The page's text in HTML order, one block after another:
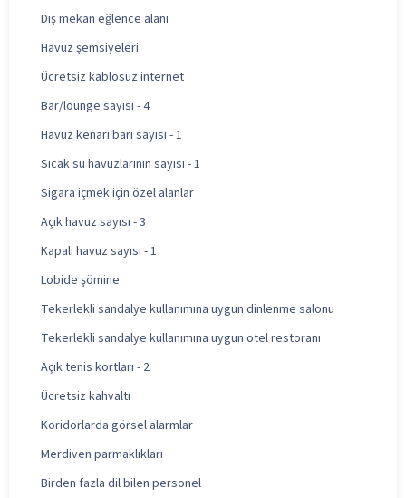
Dış mekan eğlence alanı
Havuz şemsiyeleri
Ücretsiz kablosuz internet
Bar/lounge sayısı - 4
Havuz kenarı barı sayısı - 1
Sıcak su havuzlarının sayısı - 1
Sigara içmek için özel alanlar
Açık havuz sayısı - 3
Kapalı havuz sayısı - 1
Lobide şömine
Tekerlekli sandalye kullanımına uygun dinlenme salonu
Tekerlekli sandalye kullanımına uygun otel restoranı
Açık tenis kortları - 2
Ücretsiz kahvaltı
Koridorlarda görsel alarmlar
Merdiven parmaklıkları
Birden fazla dil bilen personel